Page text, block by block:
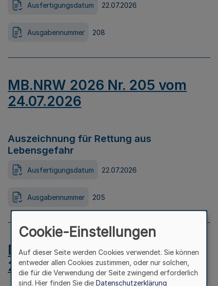
Ausfertigungsdatum 22.07.2026
Ausgabennummer 208
MB.NRW 2026 Nr. 205 vom
24.07.2026
Auszeichnung für Rettung aus
Lebensgefahr
Ausfertigungsdatum 22.07.2026
Ausgabennummer 205
MB.NRW 2026 Nr. 204 vom
24.07.2026
Cookie-Einstellungen
Auf dieser Seite werden Cookies verwendet. Sie können
entweder allen Cookies zustimmen, oder nur solchen,
die für die Verwendung der Seite zwingend erforderlich
sind. Hier finden Sie die Datenschutzerklärung